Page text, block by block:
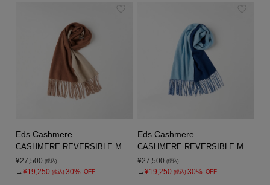
Eds Cashmere
¥27,500 (税込)
→¥19,250 (税込) 30% OFF
Eds Cashmere
¥27,500 (税込)
→¥19,250 (税込) 30% OFF